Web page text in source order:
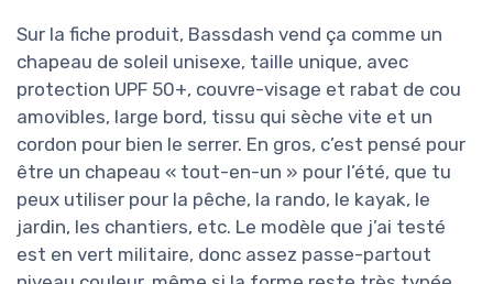
Sur la fiche produit, Bassdash vend ça comme un
chapeau de soleil unisexe, taille unique, avec
protection UPF 50+, couvre-visage et rabat de cou
amovibles, large bord, tissu qui sèche vite et un
cordon pour bien le serrer. En gros, c’est pensé pour
être un chapeau « tout-en-un » pour l’été, que tu
peux utiliser pour la pêche, la rando, le kayak, le
jardin, les chantiers, etc. Le modèle que j’ai testé
est en vert militaire, donc assez passe-partout